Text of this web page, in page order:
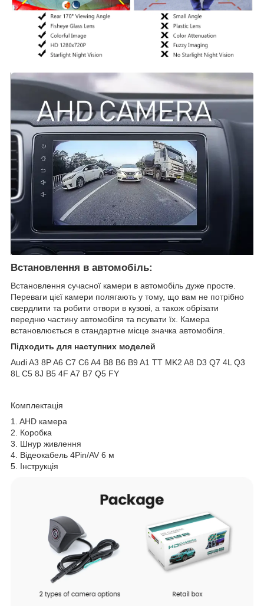
Встановлення в автомобіль:
Встановлення сучасної камери в автомобіль дуже просте.
Переваги цієї камери полягають у тому, що вам не потрібно
свердлити та робити отвори в кузові, а також обрізати
передню частину автомобіля та псувати їх. Камера
встановлюється в стандартне місце значка автомобіля.
Підходить для наступних моделей
Audi A3 8P A6 C7 C6 A4 B8 B6 B9 A1 TT MK2 A8 D3 Q7 4L Q3
8L C5 8J B5 4F A7 B7 Q5 FY
Комплектація
1. AHD камера
2. Коробка
3. Шнур живлення
4. Відеокабель 4Pin/AV 6 м
5. Інструкція